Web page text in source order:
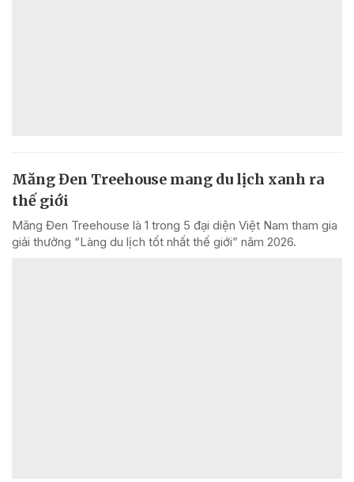
Măng Đen Treehouse mang du lịch xanh ra
thế giới
Măng Đen Treehouse là 1 trong 5 đại diện Việt Nam tham gia
giải thưởng “Làng du lịch tốt nhất thế giới” năm 2026.